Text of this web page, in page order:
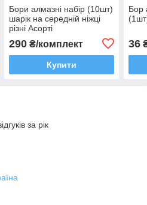
Бори алмазні набір (10шт)
шарік на середній ніжці
різні Асорті
290₴/комплект
Купити
Бор
36
за рік